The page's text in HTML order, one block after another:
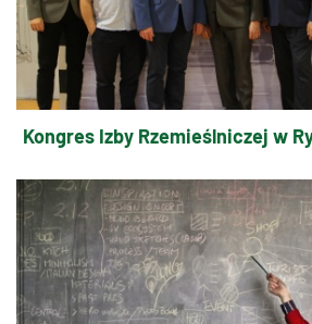
Kongres Izby Rzemieślniczej w